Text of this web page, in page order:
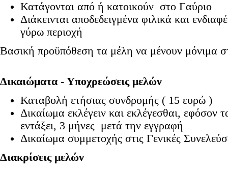
Κατάγονται από ή κατοικούν στο Γαύριο
Διάκεινται αποδεδειγμένα φιλικά και
γύρω περιοχή
Bασική προϋπόθεση τα μέλη να μένουν μόνιμα
Δικαιώματα - Υποχρεώσεις μελών
Καταβολή ετήσιας συνδρομής ( 15 ευρώ )
Δικαίωμα εκλέγειν και εκλέγεσθαι, εφόσον
εντάξει, 3 μήνες μετά την εγγραφή
Δικαίωμα συμμετοχής στις Γενικές
Διακρίσεις μελών